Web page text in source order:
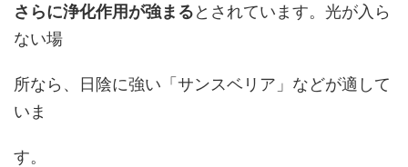
さらに浄化作用が強まるとされています。光が入ら
ない場
所なら、日陰に強い「サンスベリア」などが適して
いま
す。